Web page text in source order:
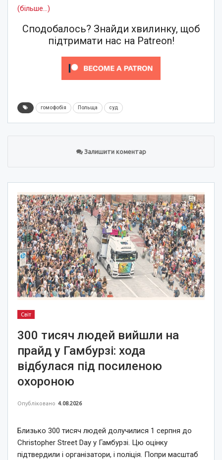
(більше…)
Сподобалось? Знайди хвилинку, щоб
підтримати нас на Patreon!
гомофобія Польща суд
Залишити коментар
Світ
300 тисяч людей вийшли на
прайд у Гамбурзі: хода
відбулася під посиленою
охороною
Опубліковано 4.08.2026
Близько 300 тисяч людей долучилися 1 серпня до
Christopher Street Day у Гамбурзі. Цю оцінку
підтвердили і організатори, і поліція. Попри масштаб